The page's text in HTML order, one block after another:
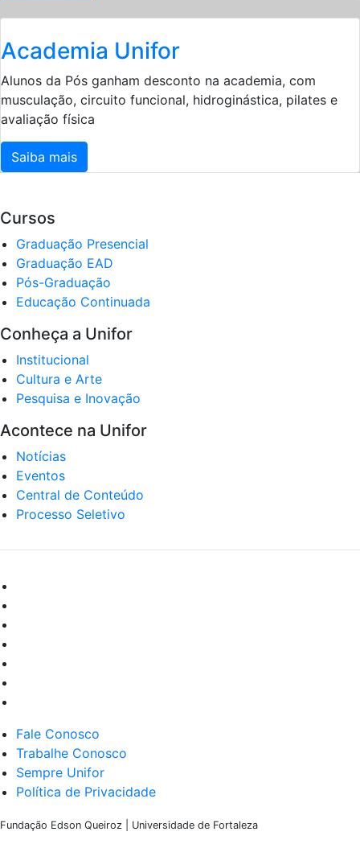
Academia Unifor
Alunos da Pós ganham desconto na academia, com
musculação, circuito funcional, hidroginástica, pilates e
avaliação física
Saiba mais
Cursos
Graduação Presencial
Graduação EAD
Pós-Graduação
Educação Continuada
Conheça a Unifor
Institucional
Cultura e Arte
Pesquisa e Inovação
Acontece na Unifor
Notícias
Eventos
Central de Conteúdo
Processo Seletivo
Fale Conosco
Trabalhe Conosco
Sempre Unifor
Política de Privacidade
Fundação Edson Queiroz | Universidade de Fortaleza